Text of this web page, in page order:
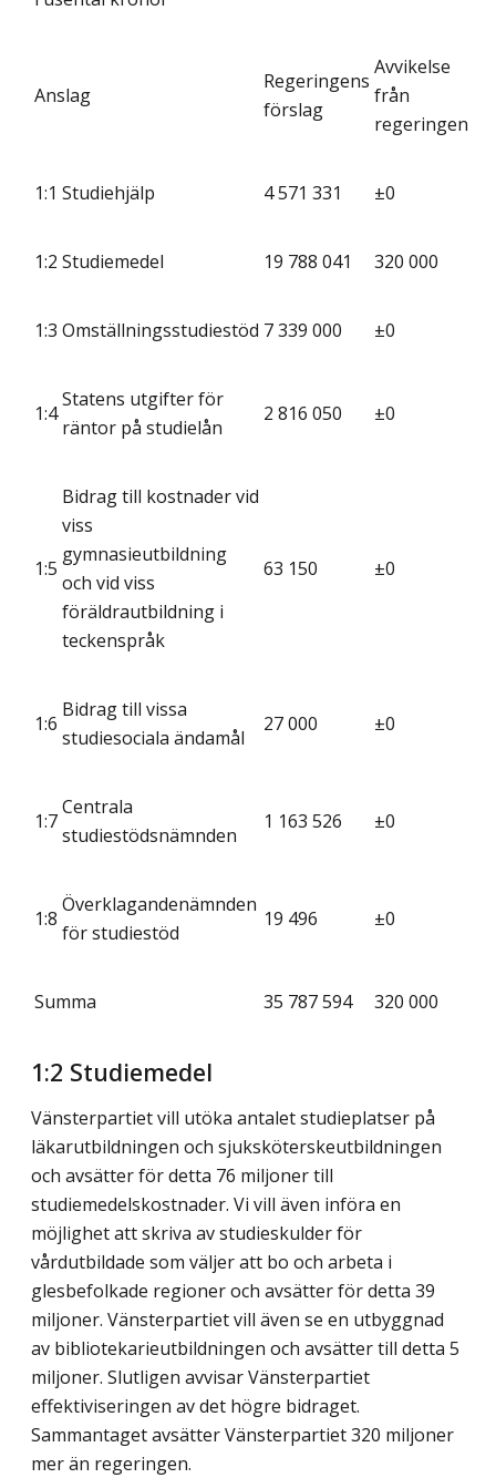
Anslag
Regeringens
förslag
Avvikelse
från
regeringen
1:1 Studiehjälp 4 571 331 ±0
1:2 Studiemedel 19 788 041 320 000
1:3 Omställningsstudiestöd 7 339 000 ±0
1:4
Statens utgifter för
räntor på studielån
2 816 050 ±0
1:5
Bidrag till kostnader vid
viss
gymnasieutbildning
och vid viss
föräldrautbildning i
teckenspråk
63 150 ±0
1:6
Bidrag till vissa
studiesociala ändamål
27 000 ±0
1:7
Centrala
studiestödsnämnden
1 163 526 ±0
1:8
Överklagandenämnden
för studiestöd
19 496 ±0
Summa 35 787 594 320 000
1:2 Studiemedel
Vänsterpartiet vill utöka antalet studieplatser på
läkarutbildningen och sjuksköterske­utbildningen
och avsätter för detta 76 miljoner till
studiemedelskostnader. Vi vill även införa en
möjlighet att skriva av studieskulder för
vårdutbildade som väljer att bo och arbeta i
glesbefolkade regioner och avsätter för detta 39
miljoner. Vänsterpartiet vill även se en utbyggnad
av bibliotekarieutbildningen och avsätter till detta 5
miljoner. Slutligen avvisar Vänsterpartiet
effektiviseringen av det högre bidraget.
Sammantaget avsätter Vänsterpartiet 320 miljoner
mer än regeringen.